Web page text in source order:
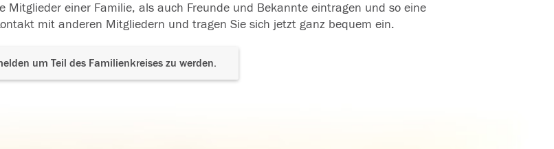
Mitglieder einer Familie, als auch Freunde und Bekannte eintragen und so eine
mit anderen Mitgliedern und tragen Sie sich jetzt ganz bequem ein.
um Teil des Familienkreises zu werden.